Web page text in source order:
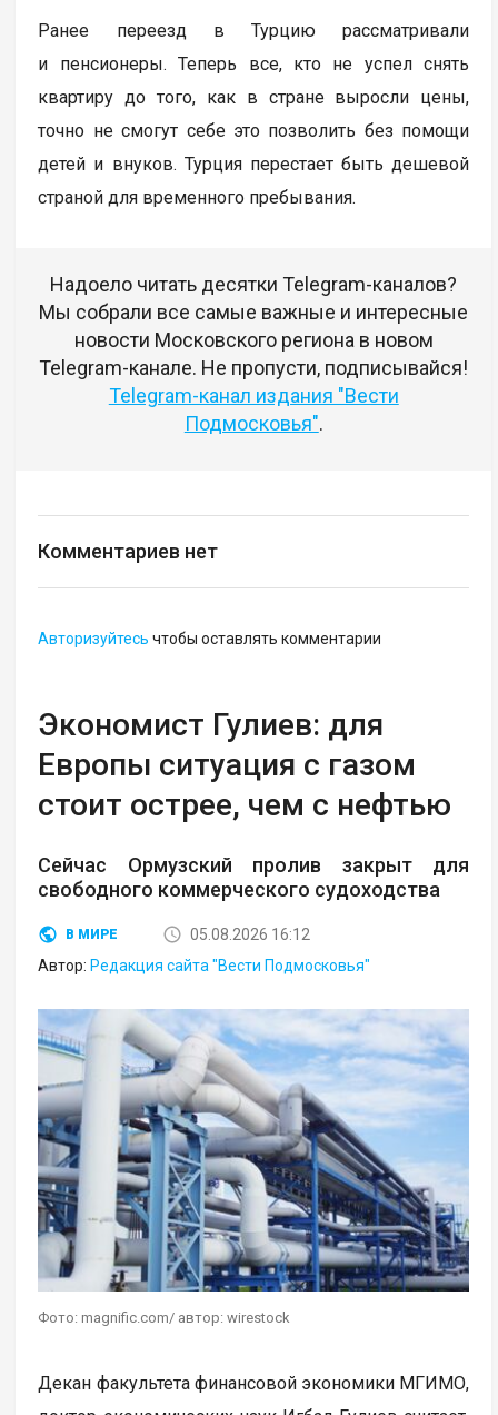
Ранее переезд в Турцию рассматривали
и пенсионеры. Теперь все, кто не успел снять
квартиру до того, как в стране выросли цены,
точно не смогут себе это позволить без помощи
детей и внуков. Турция перестает быть дешевой
страной для временного пребывания.
Надоело читать десятки Telegram-каналов?
Мы собрали все самые важные и интересные
новости Московского региона в новом
Telegram-канале. Не пропусти, подписывайся!
Telegram-канал издания "Вести
Подмосковья".
Комментариев нет
Авторизуйтесь чтобы оставлять комментарии
Экономист Гулиев: для
Европы ситуация с газом
стоит острее, чем с нефтью
Сейчас Ормузский пролив закрыт для
свободного коммерческого судоходства
В МИРЕ
05.08.2026 16:12
Автор: Редакция сайта "Вести Подмосковья"
Фото: magnific.com/ автор: wirestock
Декан факультета финансовой экономики МГИМО,